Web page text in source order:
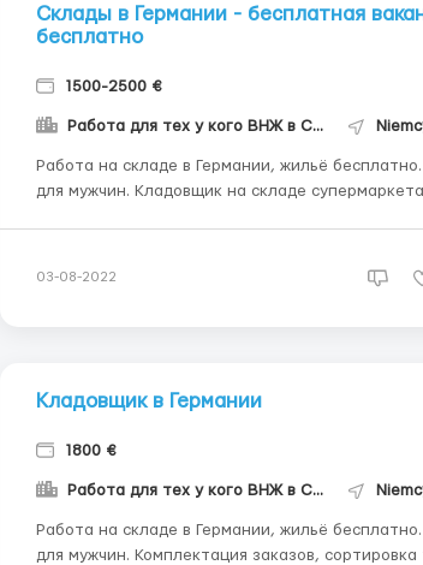
Склады в Германии - бесплатная
бесплатно
1500-2500 €
Работа для тех у кого ВНЖ в Словакии
Работа на складе в Германии, жильё
для мужчин. Кладовщик на складе супермаркета Metro. Склад
03-08-2022
Кладовщик в Германии
1800 €
Работа для тех у кого ВНЖ в Словакии
Работа на складе в Германии, жильё
для мужчин. Комплектация заказов, сортировка